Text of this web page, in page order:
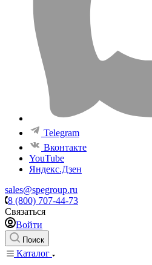
Telegram
Вконтакте
YouTube
Яндекс.Дзен
sales@spegroup.ru
8 (800) 707-44-73
Связаться
Войти
Поиск
Каталог